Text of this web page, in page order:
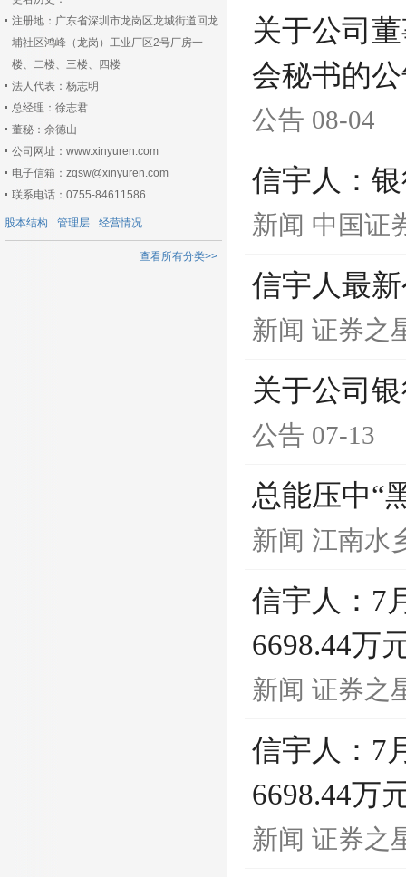
注册地：广东省深圳市龙岗区龙城街道回龙
埔社区鸿峰（龙岗）工业厂区2号厂房一
楼、二楼、三楼、四楼
法人代表：杨志明
总经理：徐志君
董秘：余德山
公司网址：www.xinyuren.com
电子信箱：zqsw@xinyuren.com
联系电话：0755-84611586
股本结构 管理层 经营情况
查看所有分类>>
关于公司
会秘书的
公告 08-04
信宇人：
新闻 中国证
信宇人最
新闻 证券之
关于公司
公告 07-13
总能压中“
新闻 江南水
信宇人：7
6698.44万
新闻 证券之
信宇人：7
6698.44万
新闻 证券之